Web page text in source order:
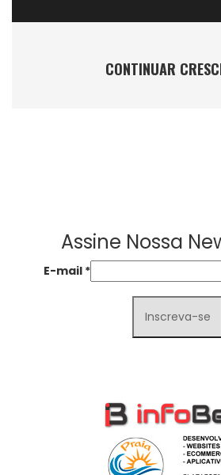
CONTINUAR
Assine Nossa
E-mail *